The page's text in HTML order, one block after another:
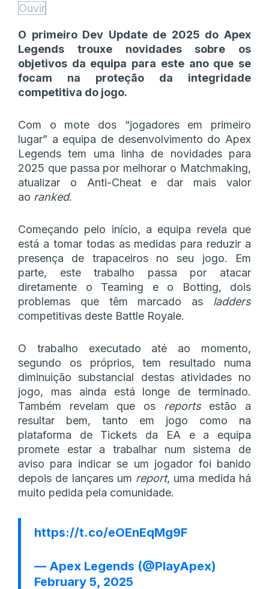
Ouvir
O primeiro Dev Update de 2025 do Apex
Legends trouxe novidades sobre os
objetivos da equipa para este ano que se
focam na proteção da integridade
competitiva do jogo.
Com o mote dos “jogadores em primeiro
lugar” a equipa de desenvolvimento do Apex
Legends tem uma linha de novidades para
2025 que passa por melhorar o Matchmaking,
atualizar o Anti-Cheat e dar mais valor
ao ranked.
Começando pelo início, a equipa revela que
está a tomar todas as medidas para reduzir a
presença de trapaceiros no seu jogo. Em
parte, este trabalho passa por atacar
diretamente o Teaming e o Botting, dois
problemas que têm marcado as ladders
competitivas deste Battle Royale.
O trabalho executado até ao momento,
segundo os próprios, tem resultado numa
diminuição substancial destas atividades no
jogo, mas ainda está longe de terminado.
Também revelam que os reportsestão a
resultar bem, tanto em jogo como na
plataforma de Tickets da EA e a equipa
promete estar a trabalhar num sistema de
aviso para indicar se um jogador foi banido
depois de lançares um report, uma medida há
muito pedida pela comunidade.
https://t.co/eOEnEqMg9F
— Apex Legends (@PlayApex)
February 5, 2025